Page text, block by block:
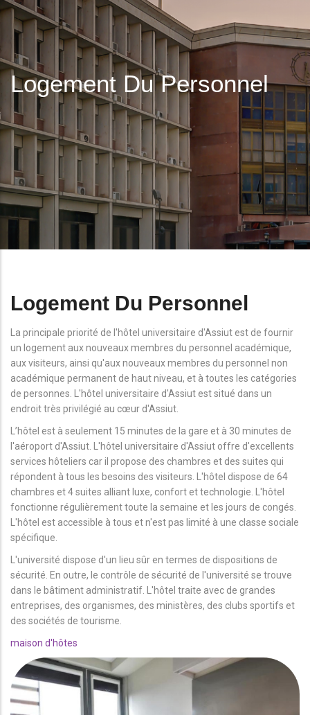
Logement Du Personnel
Logement Du Personnel
La principale priorité de l'hôtel universitaire d'Assiut est de fournir
un logement aux nouveaux membres du personnel académique,
aux visiteurs, ainsi qu'aux nouveaux membres du personnel non
académique permanent de haut niveau, et à toutes les catégories
de personnes. L'hôtel universitaire d'Assiut est situé dans un
endroit très privilégié au cœur d'Assiut.
L’hôtel est à seulement 15 minutes de la gare et à 30 minutes de
l'aéroport d'Assiut. L'hôtel universitaire d'Assiut offre d'excellents
services hôteliers car il propose des chambres et des suites qui
répondent à tous les besoins des visiteurs. L'hôtel dispose de 64
chambres et 4 suites alliant luxe, confort et technologie. L'hôtel
fonctionne régulièrement toute la semaine et les jours de congés.
L'hôtel est accessible à tous et n'est pas limité à une classe sociale
spécifique.
L'université dispose d'un lieu sûr en termes de dispositions de
sécurité. En outre, le contrôle de sécurité de l'université se trouve
dans le bâtiment administratif. L'hôtel traite avec de grandes
entreprises, des organismes, des ministères, des clubs sportifs et
des sociétés de tourisme.
maison d'hôtes